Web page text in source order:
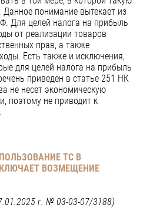
понимание вытекает из
Для целей налога на прибыль
от реализации товаров
прав, а также
Есть также и исключения,
для целей налога на прибыль
приведен в статье 251 НК
не несет экономическую
поэтому не приводит к
ТС В
ВОЗМЕЩЕНИЕ
г. № 03-03-07/3188)